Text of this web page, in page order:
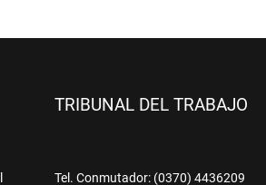
TRIBUNAL DEL TRABAJO
Tel. Conmutador: (0370) 4436209